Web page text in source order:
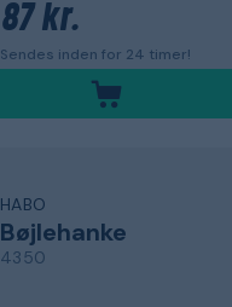
87 kr.
Sendes inden for 24 timer!
HABO
Bøjlehanke
4350